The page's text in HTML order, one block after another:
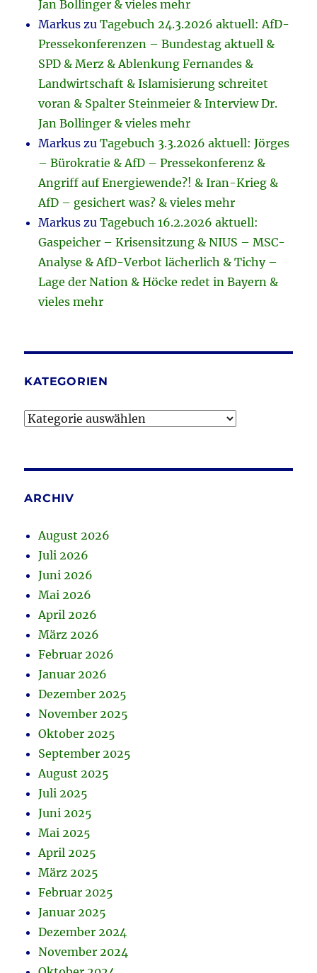
Jan Bollinger & vieles mehr
Markus zuTagebuch 24.3.2026 aktuell: AfD-
Pressekonferenzen – Bundestag aktuell &
SPD & Merz & Ablenkung Fernandes &
Landwirtschaft & Islamisierung schreitet
voran & Spalter Steinmeier & Interview Dr.
Jan Bollinger & vieles mehr
Markus zuTagebuch 3.3.2026 aktuell: Jörges
– Bürokratie & AfD – Pressekonferenz &
Angriff auf Energiewende?! & Iran-Krieg &
AfD – gesichert was? & vieles mehr
Markus zuTagebuch 16.2.2026 aktuell:
Gaspeicher – Krisensitzung & NIUS – MSC-
Analyse & AfD-Verbot lächerlich & Tichy –
Lage der Nation & Höcke redet in Bayern &
vieles mehr
KATEGORIEN
Kategorien
ARCHIV
August 2026
Juli 2026
Juni 2026
Mai 2026
April 2026
März 2026
Februar 2026
Januar 2026
Dezember 2025
November 2025
Oktober 2025
September 2025
August 2025
Juli 2025
Juni 2025
Mai 2025
April 2025
März 2025
Februar 2025
Januar 2025
Dezember 2024
November 2024